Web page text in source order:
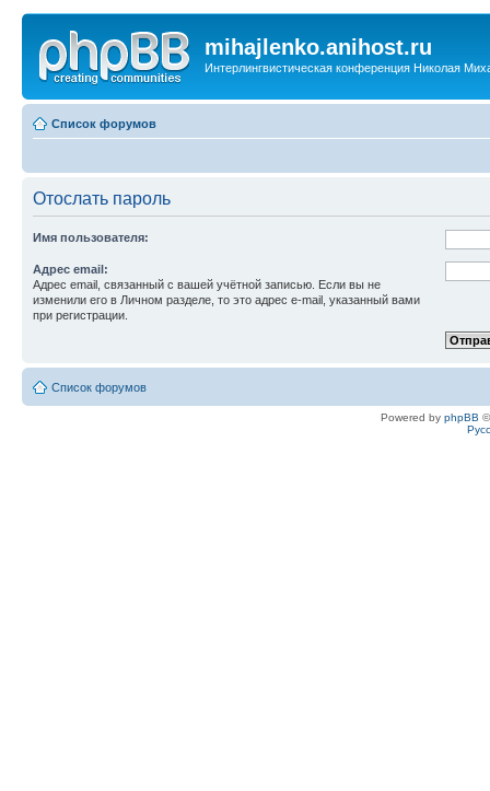
mihajlenko.anihost.ru
Интерлингвистическая конференция Николая
Список форумов
Отослать пароль
Имя пользователя:
Адрес email:
Адрес email, связанный с вашей учётной записью. Если вы не
изменили его в Личном разделе, то это адрес e-mail, указанный вами
при регистрации.
Список форумов
Powered by phpBB